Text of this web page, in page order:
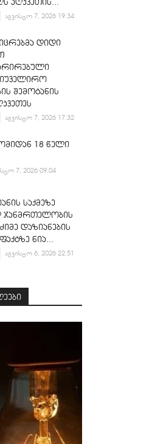
აღკვეთის...
აგვისტო 7, 2026 19:34
დიდი
შემოტანის
აგვისტო 7, 2026 17:32
18 წელი
7, 2026 09:04
საქმეზე
ჯანმრთელობის
დაზიანების
ნია...
აგვისტო 6, 2026 22:51